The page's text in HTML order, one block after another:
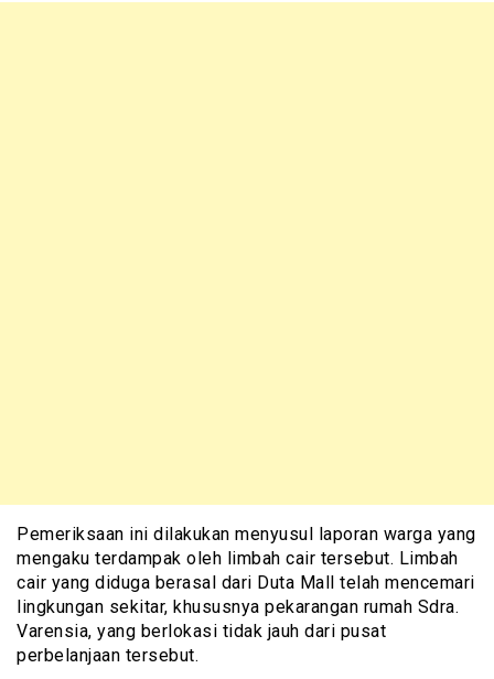
Pemeriksaan ini dilakukan menyusul laporan warga yang
mengaku terdampak oleh limbah cair tersebut. Limbah
cair yang diduga berasal dari Duta Mall telah mencemari
lingkungan sekitar, khususnya pekarangan rumah Sdra.
Varensia, yang berlokasi tidak jauh dari pusat
perbelanjaan tersebut.